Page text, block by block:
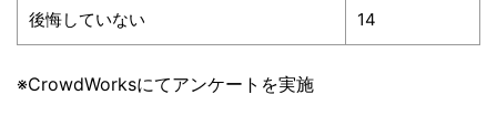
後悔していない 14
※CrowdWorksにてアンケートを実施